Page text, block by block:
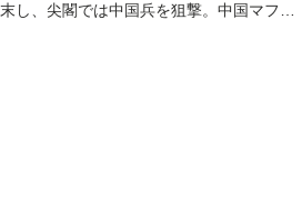
、尖閣では中国兵を狙撃。中国マフィ